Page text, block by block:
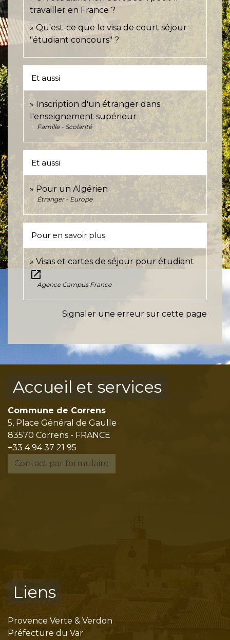
travailler en France ?
Qu'est-ce que le visa de court séjour
"étudiant concours" ?
Et aussi
Inscription d'un étranger dans
l'enseignement supérieur
Famille - Scolarité
Et aussi
Pour un Algérien
Étranger - Europe
Pour en savoir plus
Visas et cartes de séjour pour étudiant
open_in_new
Agence Campus France
Signaler une erreur sur cette page
Accueil et services
Commune de Correns
5, Place Général de Gaulle
83570 Correns - FRANCE
+33 4 94 37 21 95
Contact par formulaire
Liens
Provence Verte & Verdon
Préfecture du Var